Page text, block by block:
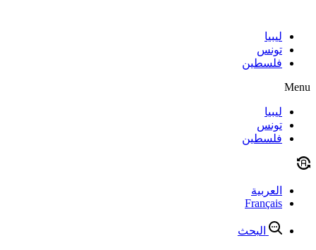
contentليبيا
تونس
فلسطين
Menu
ليبيا
تونس
فلسطين
العربية
Français
البحث